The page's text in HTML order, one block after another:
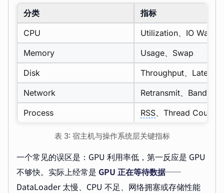
分类
指标
CPU
Utilization、IO Wait
Memory
Usage、Swap
Disk
Throughput、Latency
Network
Retransmit、
Process
RSS、Thread Count
表 3: 宿主机与操作系统层关键指标
一个常见的误区是：GPU 利用率低，第一反应是 GPU
不够快。实际上经常是 GPU 正在等待数据——
DataLoader 太慢、CPU 不足、网络拥塞或存储性能